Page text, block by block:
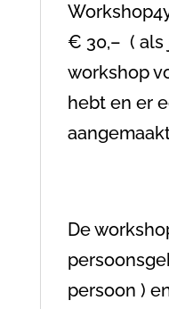
€ 30,– ( als
workshop
hebt en er
De
persoon )